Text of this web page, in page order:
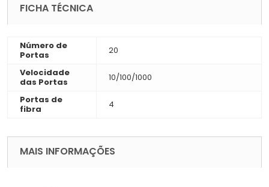
FICHA TÉCNICA
Número de
Portas
20
Velocidade
das Portas
10/100/1000
Portas de
fibra
4
MAIS INFORMAÇÕES